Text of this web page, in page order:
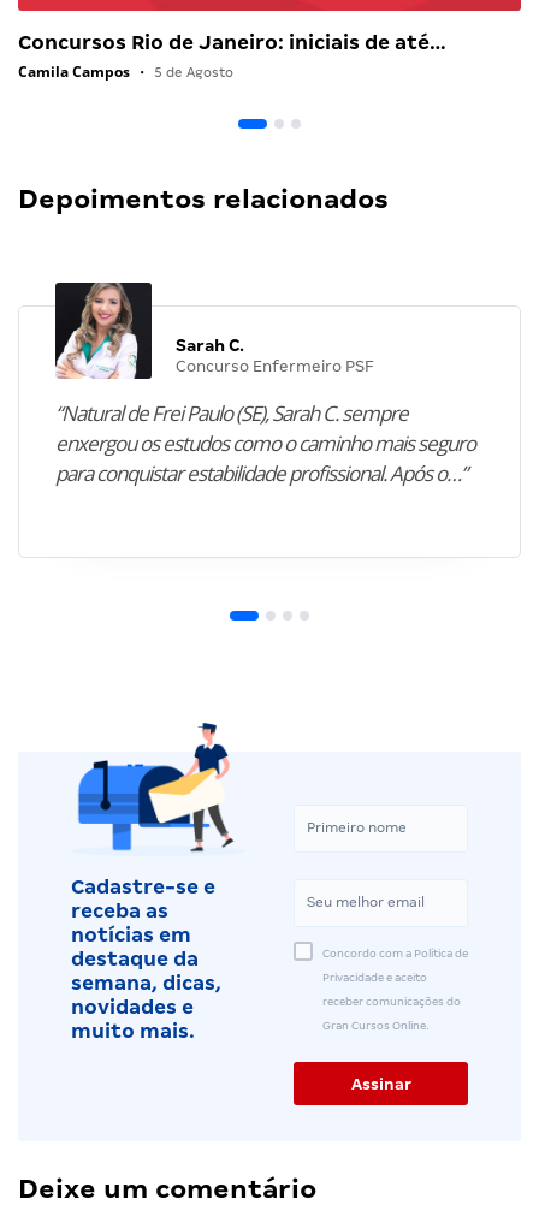
Concursos Rio de Janeiro: iniciais de até…
Camila Campos • 5 de Agosto
Depoimentos relacionados
Sarah C.
Concurso Enfermeiro PSF
“Natural de Frei Paulo (SE), Sarah C. sempre
enxergou os estudos como o caminho mais seguro
para conquistar estabilidade profissional. Após o…”
Cadastre-se e
receba as
notícias em
destaque da
semana, dicas,
novidades e
muito mais.
Concordo com a Política de
Privacidade e aceito
receber comunicações do
Gran Cursos Online.
Deixe um comentário